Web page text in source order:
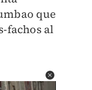
que
fachos al